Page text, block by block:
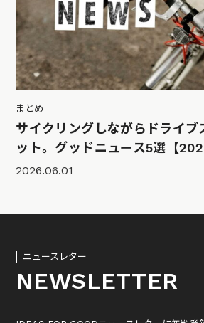
まとめ
サイクリングしながらドライブ
ット。グッドニュース5選【
2026.06.01
ニュースレター
NEWSLETTER